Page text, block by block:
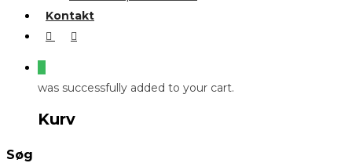
Kontakt
was successfully added to your cart.
Kurv
Søg